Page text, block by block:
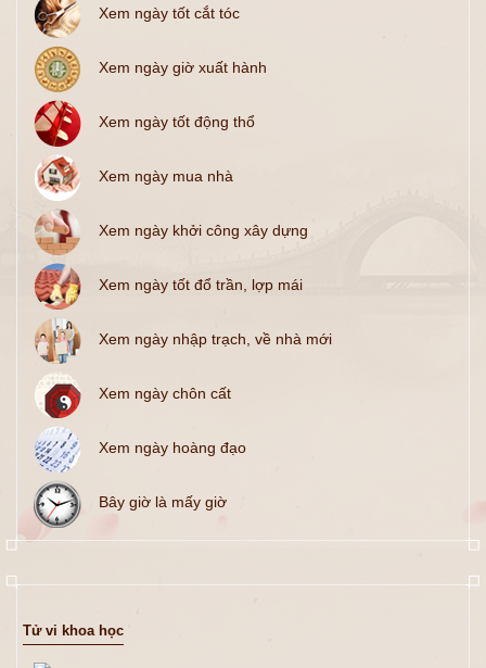
Xem ngày tốt cắt tóc
Xem ngày giờ xuất hành
Xem ngày tốt động thổ
Xem ngày mua nhà
Xem ngày khởi công xây dựng
Xem ngày tốt đổ trần, lợp mái
Xem ngày nhập trạch, về nhà mới
Xem ngày chôn cất
Xem ngày hoàng đạo
Bây giờ là mấy giờ
Tử vi khoa học